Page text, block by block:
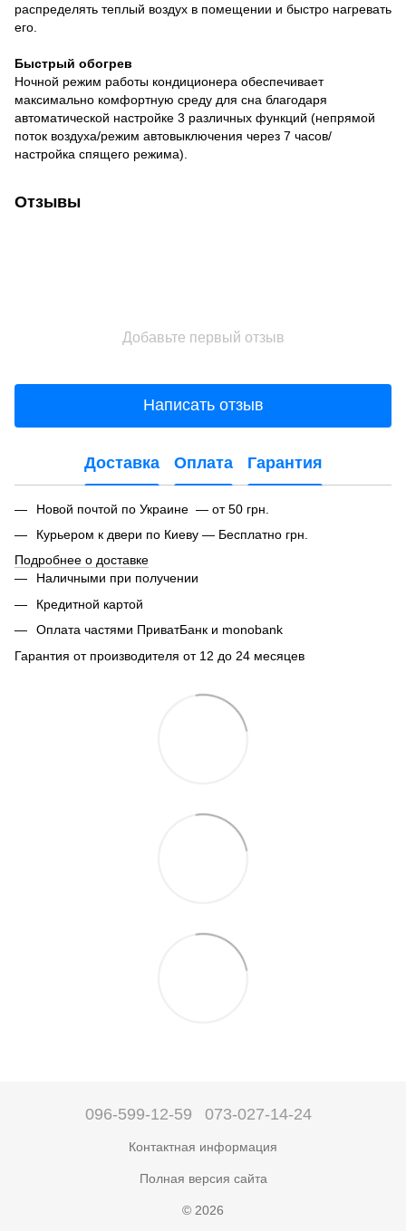
распределять теплый воздух в помещении и быстро нагревать
его.
Быстрый обогрев
Ночной режим работы кондиционера обеспечивает
максимально комфортную среду для сна благодаря
автоматической настройке 3 различных функций (непрямой
поток воздуха/режим автовыключения через 7 часов/
настройка спящего режима).
Отзывы
Добавьте первый отзыв
Написать отзыв
Доставка Оплата Гарантия
Новой почтой по Украине — от 50 грн.
Курьером к двери по Киеву — Бесплатно грн.
Подробнее о доставке
Наличными при получении
Кредитной картой
Оплата частями ПриватБанк и monobank
Гарантия от производителя от 12 до 24 месяцев
096-599-12-59 073-027-14-24
Контактная информация
Полная версия сайта
© 2026